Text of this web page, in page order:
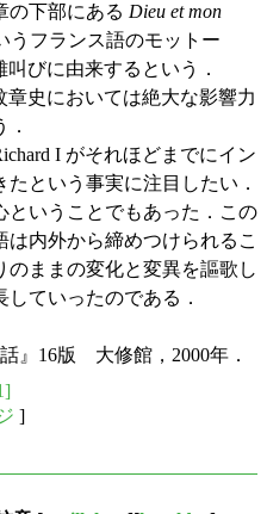
の下部にある Dieu et mon
フランス語のモットー
びに由来するという．
章史においては絶大な影響力
I がそれほどまでにイン
という事実に注目したい．
ということでもあった．この
内外から締めつけられるこ
のままの変化と変異を謳歌し
ていったのである．
16版 大修館，2000年．
]